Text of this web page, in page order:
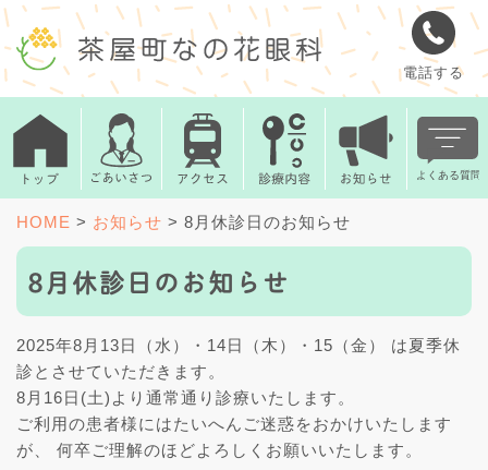
電話する
HOME > お知らせ > 8月休診日のお知らせ
8月休診日のお知らせ
2025年8月13日（水）・14日（木）・15（金） は夏季休
診とさせていただきます。
8月16日(土)より通常通り診療いたします。
ご利用の患者様にはたいへんご迷惑をおかけいたします
が、 何卒ご理解のほどよろしくお願いいたします。